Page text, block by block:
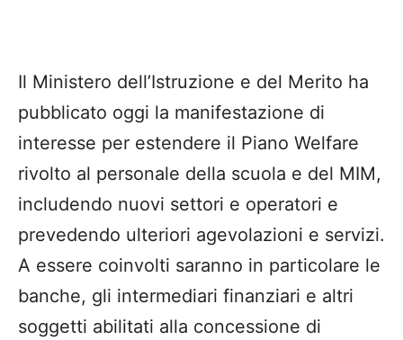
Il Ministero dell’Istruzione e del Merito ha
pubblicato oggi la manifestazione di
interesse per estendere il Piano Welfare
rivolto al personale della scuola e del MIM,
includendo nuovi settori e operatori e
prevedendo ulteriori agevolazioni e servizi.
A essere coinvolti saranno in particolare le
banche, gli intermediari finanziari e altri
soggetti abilitati alla concessione di